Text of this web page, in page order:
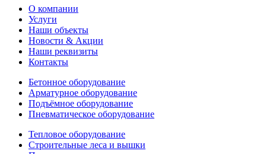
О компании
Услуги
Наши объекты
Новости & Акции
Наши реквизиты
Контакты
Бетонное оборудование
Арматурное оборудование
Подъёмное оборудование
Пневматическое оборудование
Тепловое оборудование
Строительные леса и вышки